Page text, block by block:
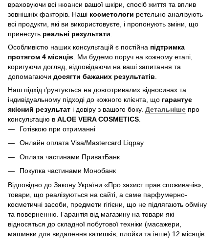
враховуючи всі нюанси вашої шкіри, спосіб життя та вплив
зовнішніх факторів. Наші косметологи ретельно аналізують
всі продукти, які ви використовуєте, і пропонують зміни, що
принесуть реальні результати
Особливістю наших консультацій є постійна підтримка
протягом 4 місяців . Ми будемо поруч на кожному етапі,
коригуючи догляд, відповідаючи на ваші запитання та
допомагаючи досягти бажаних результатів
Наш підхід ґрунтується на довготривалих відносинах та
індивідуальному підході до кожного клієнта, що гарантує
якісний результат і довіру з вашого боку. Детальніше про
консультацію в ALOE VERA COSMETICS
Готівкою при отриманні
Онлайн оплата Visa/Mastercard Liqpay
Оплата частинами ПриватБанк
Покупка частинами Монобанк
Відповідно до Закону України «Про захист прав споживачів»,
товари, що реалізуються на сайті, а саме парфумерно-
косметичні засоби, предмети гігієни, що не підлягають обміну
та поверненню. Гарантія від магазину на товари які
відносяться до складної побутової техніки (масажери,
машинки для видалення катишків, плойки та інше) 12 місяців.